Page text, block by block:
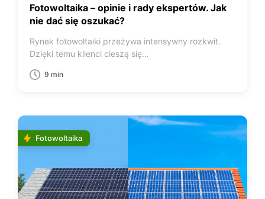
Fotowoltaika – opinie i rady ekspertów. Jak
nie dać się oszukać?
Rynek fotowoltaiki przeżywa intensywny rozkwit.
Dzięki temu klienci cieszą się…
9 min
Fotowoltaika